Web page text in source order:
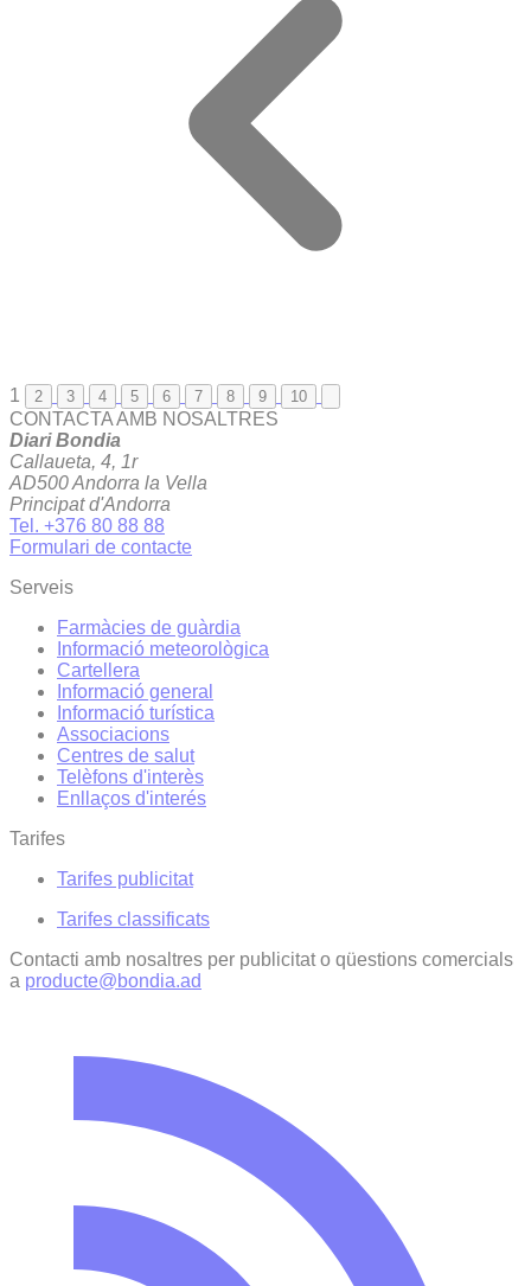
1 2 3 4 5 6 7 8 9 10
CONTACTA AMB NOSALTRES
Diari Bondia
Callaueta, 4, 1r
AD500 Andorra la Vella
Principat d'Andorra
Tel. +376 80 88 88
Formulari de contacte
Serveis
Farmàcies de guàrdia
Informació meteorològica
Cartellera
Informació general
Informació turística
Associacions
Centres de salut
Telèfons d'interès
Enllaços d'interés
Tarifes
Tarifes publicitat
Tarifes classificats
Contacti amb nosaltres per publicitat o qüestions comercials
a producte@bondia.ad